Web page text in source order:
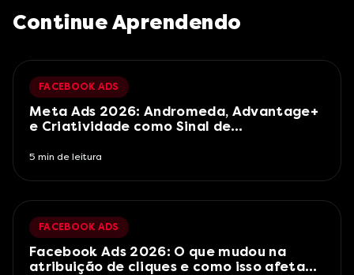
Continue Aprendendo
FACEBOOK ADS
Meta Ads 2026: Andromeda, Advantage+
e Criatividade como Sinal de
5 min de leitura
FACEBOOK ADS
Facebook Ads 2026: O que mudou na
atribuição de cliques e como isso afeta